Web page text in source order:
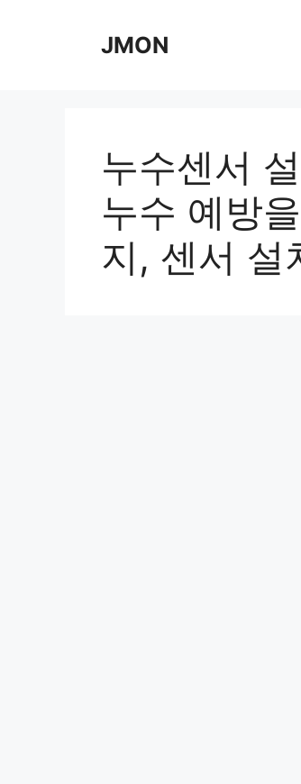
JMON
누수센서
누수 예방
지, 센서 설